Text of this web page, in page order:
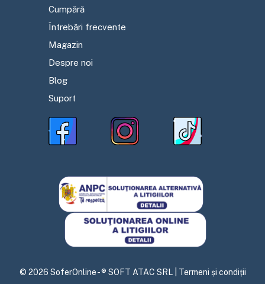
Cumpără
Întrebări frecvente
Magazin
Despre noi
Blog
Suport
© 2026 SoferOnline - ® SOFT ATAC SRL | Termeni și condiții